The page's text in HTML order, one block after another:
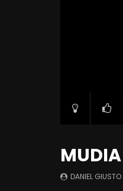
DANIEL GIUSTO